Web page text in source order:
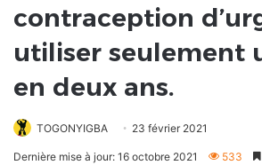
contraception
utiliser seulement
en deux ans.
TOGONYIGBA 23 février 2021
Dernière mise à jour: 16 octobre 2021 533